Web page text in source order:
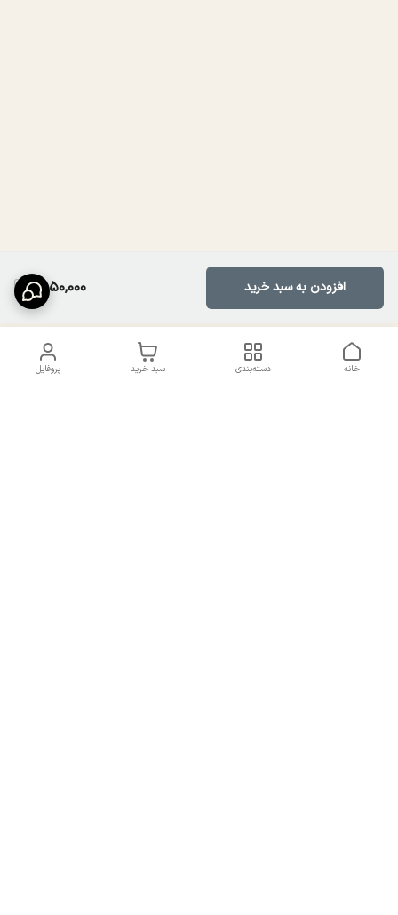
1,850,000 افزودن به سبد خرید
پروفایل سبد خرید دسته‌بندی خانه